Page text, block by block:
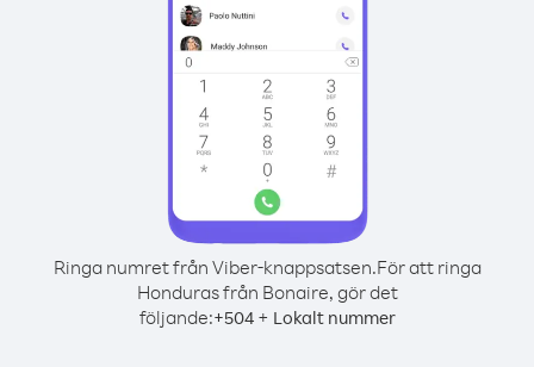
Ringa numret från Viber-knappsatsen.För att ringa
Honduras från Bonaire, gör det
följande:+504+ Lokalt nummer